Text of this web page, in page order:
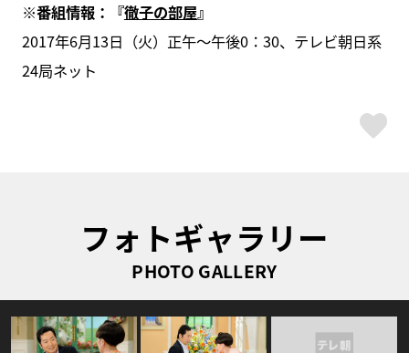
※番組情報：『徹子の部屋』
2017年6月13日（火）正午～午後0：30、テレビ朝日系
24局ネット
フォトギャラリー
PHOTO GALLERY